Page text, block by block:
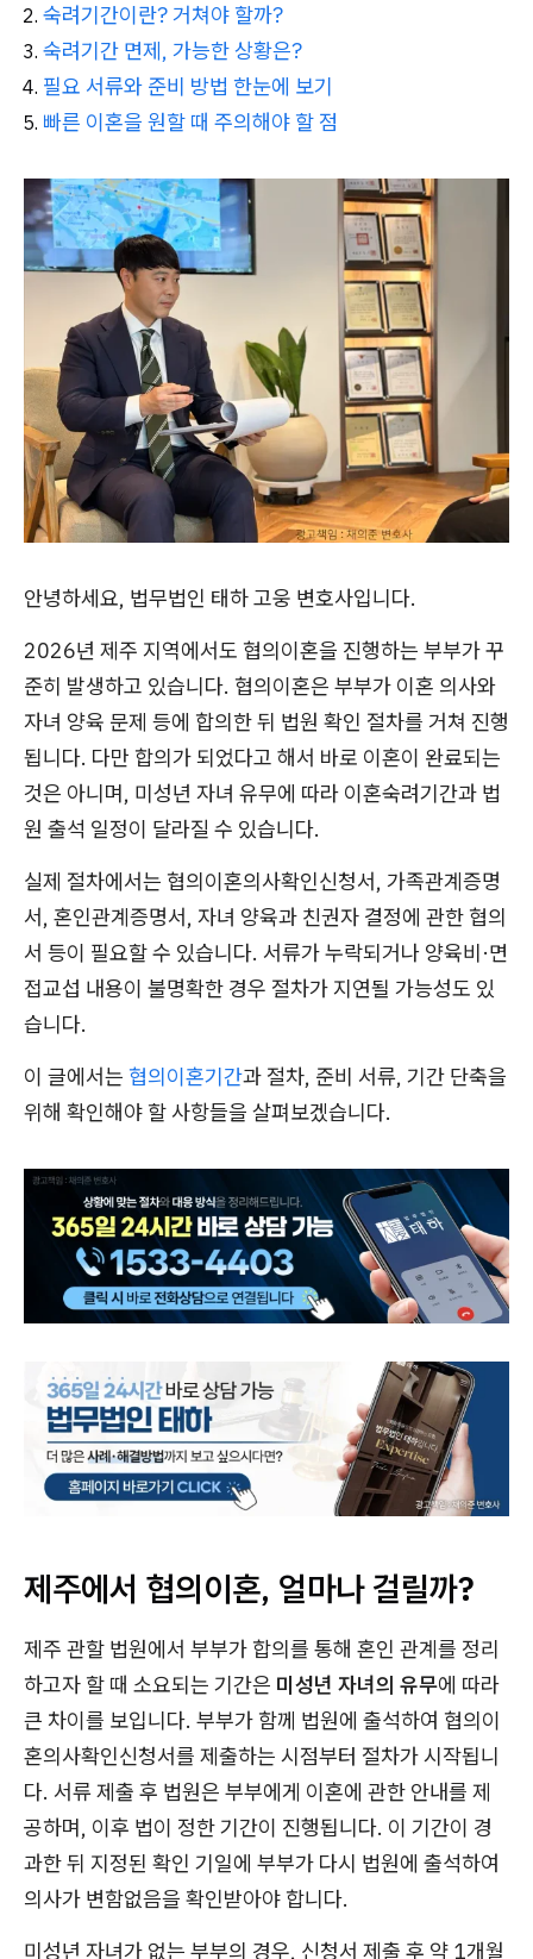
숙려기간이란? 거쳐야 할까?
숙려기간 면제, 가능한 상황은?
필요 서류와 준비 방법 한눈에 보기
빠른 이혼을 원할 때 주의해야 할 점
안녕하세요, 법무법인 태하 고웅 변호사입니다.
2026년 제주 지역에서도 협의이혼을 진행하는 부부가 꾸
준히 발생하고 있습니다. 협의이혼은 부부가 이혼 의사와
자녀 양육 문제 등에 합의한 뒤 법원 확인 절차를 거쳐 진행
됩니다. 다만 합의가 되었다고 해서 바로 이혼이 완료되는
것은 아니며, 미성년 자녀 유무에 따라 이혼숙려기간과 법
원 출석 일정이 달라질 수 있습니다.
실제 절차에서는 협의이혼의사확인신청서, 가족관계증명
서, 혼인관계증명서, 자녀 양육과 친권자 결정에 관한 협의
서 등이 필요할 수 있습니다. 서류가 누락되거나 양육비·면
접교섭 내용이 불명확한 경우 절차가 지연될 가능성도 있
습니다.
이 글에서는 협의이혼기간과 절차, 준비 서류, 기간 단축을
위해 확인해야 할 사항들을 살펴보겠습니다.
제주에서 협의이혼, 얼마나 걸릴까?
제주 관할 법원에서 부부가 합의를 통해 혼인 관계를 정리
하고자 할 때 소요되는 기간은 미성년 자녀의 유무에 따라
큰 차이를 보입니다. 부부가 함께 법원에 출석하여 협의이
혼의사확인신청서를 제출하는 시점부터 절차가 시작됩니
다. 서류 제출 후 법원은 부부에게 이혼에 관한 안내를 제
공하며, 이후 법이 정한 기간이 진행됩니다. 이 기간이 경
과한 뒤 지정된 확인 기일에 부부가 다시 법원에 출석하여
의사가 변함없음을 확인받아야 합니다.
미성년 자녀가 없는 부부의 경우, 신청서 제출 후 약 1개월